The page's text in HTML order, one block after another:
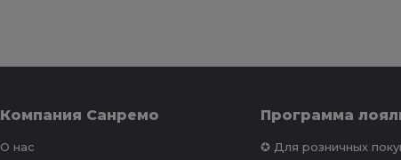
Компания Санремо
О нас
Программа
✪ Для розничных